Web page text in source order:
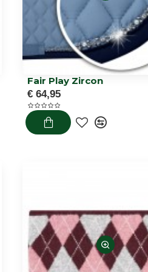
Fair Play Zircon
€ 64,95